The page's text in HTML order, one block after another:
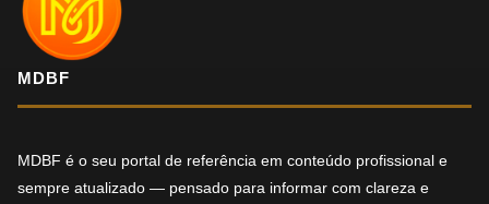
MDBF
MDBF é o seu portal de referência em conteúdo profissional e
sempre atualizado — pensado para informar com clareza e